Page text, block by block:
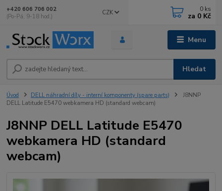
Menu
CZK
Hledat
+420 606 706 002
(Po-Pá, 9-18 hod.)
0 ks
za 0 Kč
Úvod DELL náhradní díly - interní komponenty (spare parts)
J8NNP
DELL Latitude E5470 webkamera HD (standard webcam)
J8NNP DELL Latitude E5470
webkamera HD (standard
webcam)